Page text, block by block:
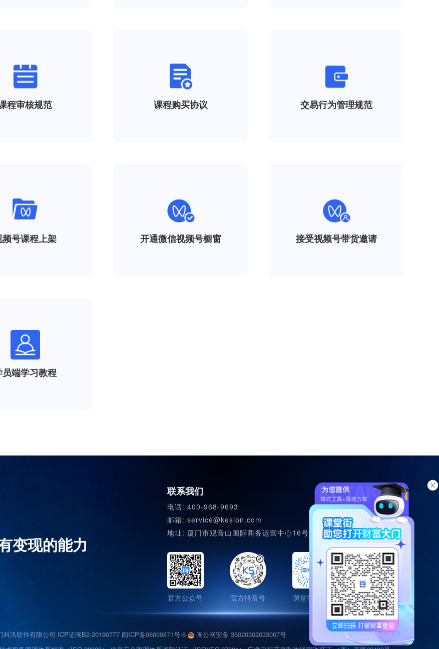
程审核规范 课程购买协议 交易行为管理规范
频号课程上架 开通微信视频号橱窗 接受视频号带货邀请
员端学习教程
变现的能力
联系我们
电话: 400-968-9693
邮箱: service@kesion.com
地址: 厦门市观音山国际商务运营中心16号502室
官方公众号 官方抖音号 课堂街知道
汛软件有限公司 ICP证闽B2-20190777 闽ICP备06009871号-6
闽公网安备 35020302033007号